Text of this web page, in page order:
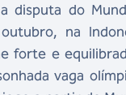
disputa do
na
forte e
vaga